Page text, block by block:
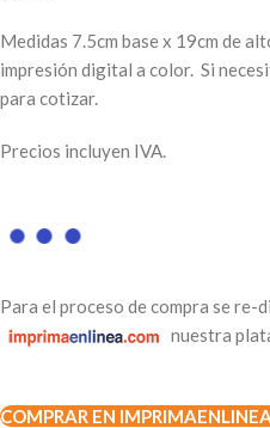
Medidas 7.5cm base x 19cm de
impresión digital a color. Si
para cotizar.
Precios incluyen IVA.
Para el proceso de compra se re-
nuestra
COMPRAR EN